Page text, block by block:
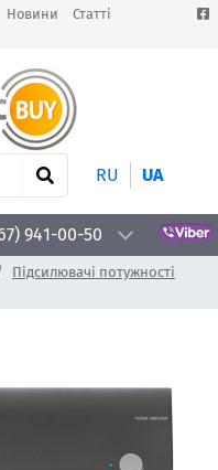
Новини
Статті
RU UA
941-00-50
Підсилювачі потужності